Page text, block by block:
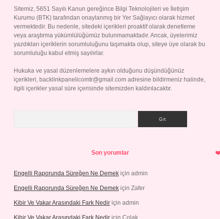
Sitemiz, 5651 Sayılı Kanun gereğince Bilgi Teknolojileri ve İletişim
Kurumu (BTK) tarafından onaylanmış bir Yer Sağlayıcı olarak hizmet
vermektedir. Bu nedenle, sitedeki içerikleri proaktif olarak denetleme
veya araştırma yükümlülüğümüz bulunmamaktadır. Ancak, üyelerimiz
yazdıkları içeriklerin sorumluluğunu taşımakta olup, siteye üye olarak bu
sorumluluğu kabul etmiş sayılırlar.
Hukuka ve yasal düzenlemelere aykırı olduğunu düşündüğünüz
içerikleri, backlinkpanelicomtr@gmail.com adresine bildirmeniz halinde,
ilgili içerikler yasal süre içerisinde sitemizden kaldırılacaktır.
Son yorumlar
Engelli Raporunda Süreğen Ne Demek için admin
Engelli Raporunda Süreğen Ne Demek için Zafer
Kibir Ve Vakar Arasındaki Fark Nedir için admin
Kibir Ve Vakar Arasındaki Fark Nedir için Çolak